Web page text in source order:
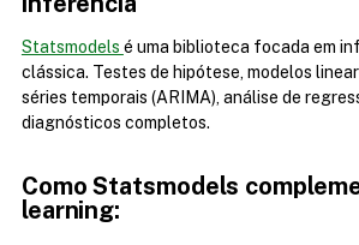
Statsmodels é uma biblioteca focada em
clássica. Testes de hipótese, modelos
séries temporais (ARIMA), análise de
diagnósticos completos.
Como Statsmodels
learning: